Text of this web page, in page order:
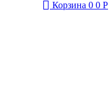
Корзина 0 0 Р